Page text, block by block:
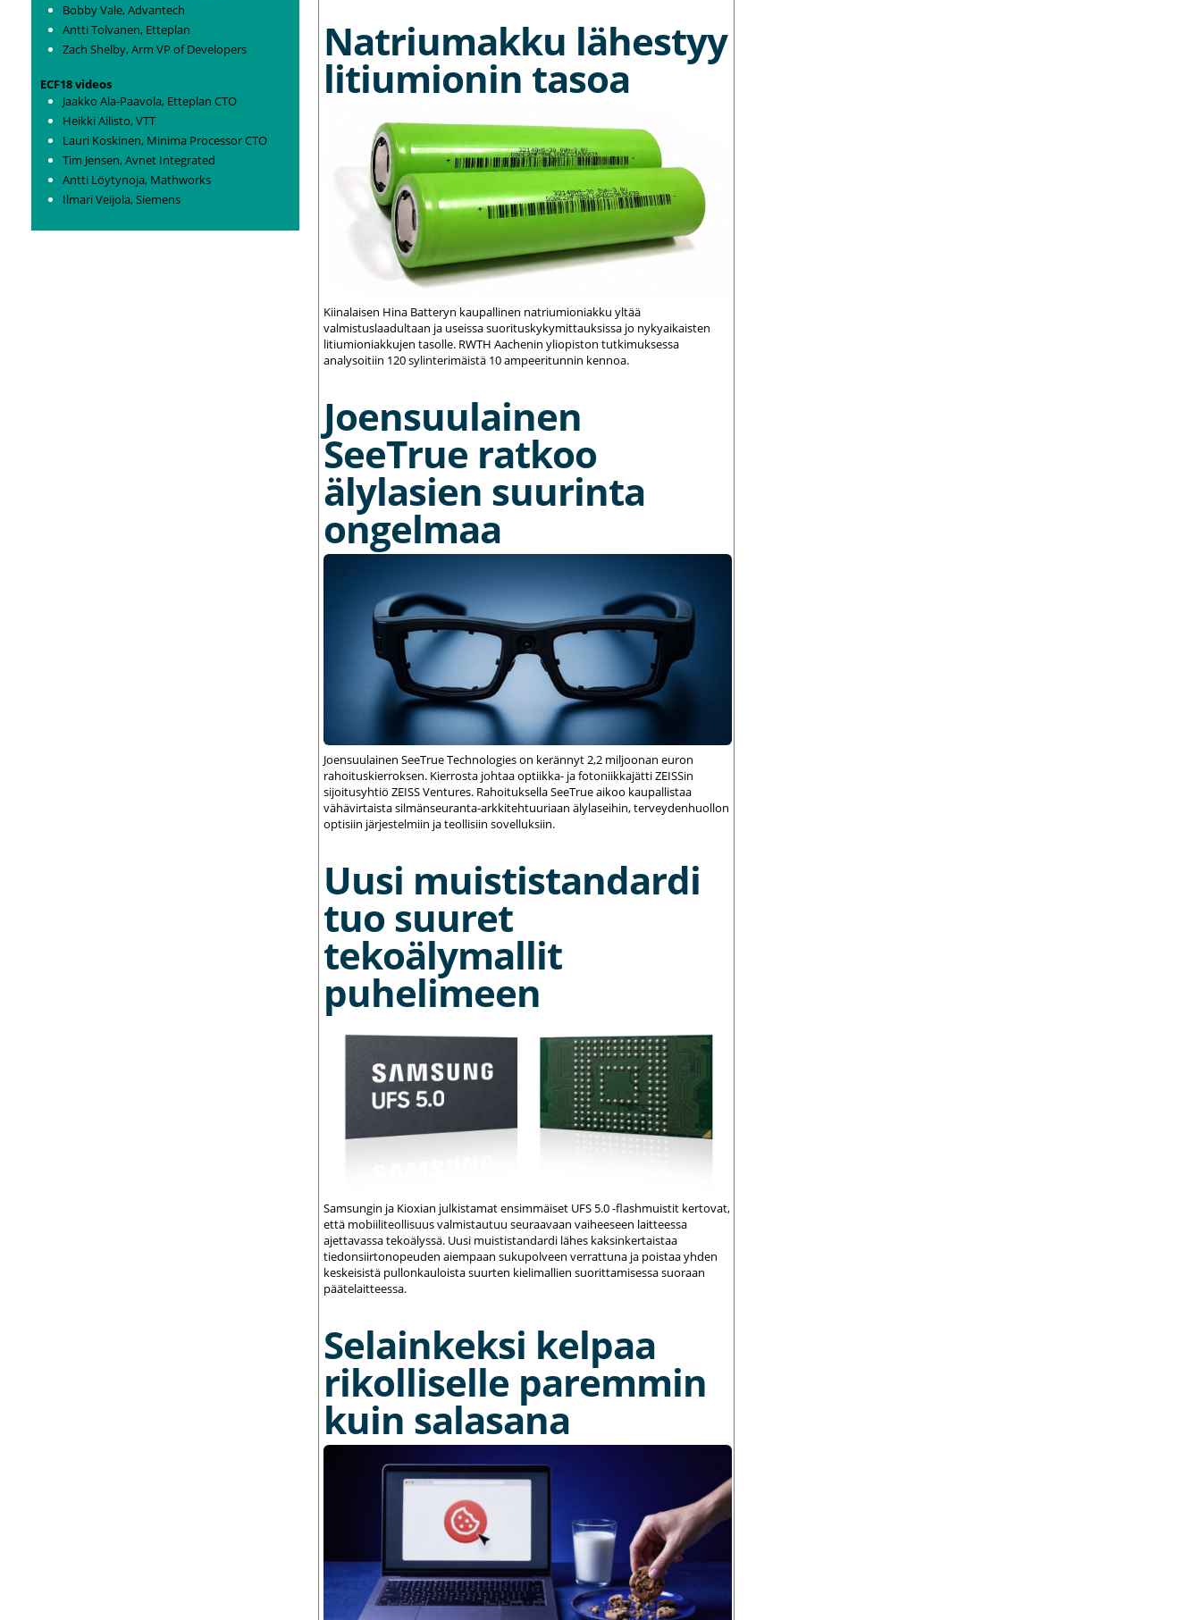
Bobby Vale, Advantech
Antti Tolvanen, Etteplan
Zach Shelby, Arm VP of Developers
ECF18 videos
Jaakko Ala-Paavola, Etteplan CTO
Heikki Ailisto, VTT
Lauri Koskinen, Minima Processor CTO
Tim Jensen, Avnet Integrated
Antti Löytynoja, Mathworks
Ilmari Veijola, Siemens
Natriumakku lähestyy
litiumionin tasoa
Kiinalaisen Hina Batteryn kaupallinen natriumioniakku yltää
valmistuslaadultaan ja useissa suorituskykymittauksissa jo nykyaikaisten
litiumioniakkujen tasolle. RWTH Aachenin yliopiston tutkimuksessa
analysoitiin 120 sylinterimäistä 10 ampeeritunnin kennoa.
Joensuulainen
SeeTrue ratkoo
älylasien suurinta
ongelmaa
Joensuulainen SeeTrue Technologies on kerännyt 2,2 miljoonan euron
rahoituskierroksen. Kierrosta johtaa optiikka- ja fotoniikkajätti ZEISSin
sijoitusyhtiö ZEISS Ventures. Rahoituksella SeeTrue aikoo kaupallistaa
vähävirtaista silmänseuranta-arkkitehtuuriaan älylaseihin, terveydenhuollon
optisiin järjestelmiin ja teollisiin sovelluksiin.
Uusi muististandardi
tuo suuret
tekoälymallit
puhelimeen
Samsungin ja Kioxian julkistamat ensimmäiset UFS 5.0 -flashmuistit kertovat,
että mobiiliteollisuus valmistautuu seuraavaan vaiheeseen laitteessa
ajettavassa tekoälyssä. Uusi muististandardi lähes kaksinkertaistaa
tiedonsiirtonopeuden aiempaan sukupolveen verrattuna ja poistaa yhden
keskeisistä pullonkauloista suurten kielimallien suorittamisessa suoraan
päätelaitteessa.
Selainkeksi kelpaa
rikolliselle paremmin
kuin salasana